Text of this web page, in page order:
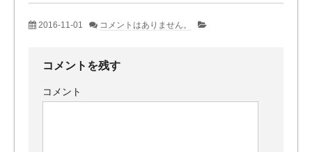
2016-11-01 コメントはありません。
コメントを残す
コメント